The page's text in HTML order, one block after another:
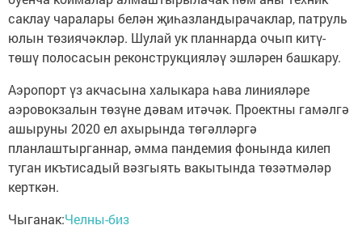
саклау чаралары белән җиһазландырачаклар, патруль
юлын төзиячәкләр. Шулай ук планнарда очып китү-
төшү полосасын реконструкцияләү эшләрен башкару.
Аэропорт үз акчасына халыкара һава линияләре
аэровокзалын төзүне дәвам итәчәк. Проектны гамәлгә
ашыруны 2020 ел ахырында төгәлләргә
планлаштырганнар, әмма пандемия фонында килеп
туган икътисадый вәзгыять вакытында төзәтмәләр
керткән.
Чыганак:Челны-биз